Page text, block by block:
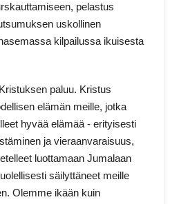
pelastus
uskollinen
kilpailussa ikuisesta
paluu. Kristus
elämän meille, jotka
hyvää elämää - erityisesti
ja vieraanvaraisuus,
luottamaan Jumalaan
säilyttäneet meille
Olemme ikään kuin